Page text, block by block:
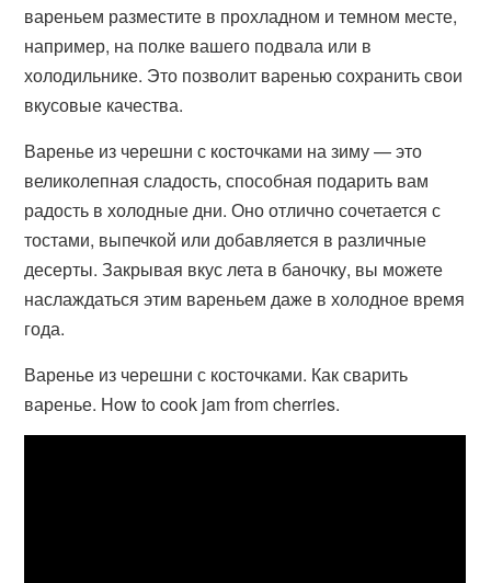
вареньем разместите в прохладном и темном месте,
например, на полке вашего подвала или в
холодильнике. Это позволит варенью сохранить свои
вкусовые качества.
Варенье из черешни с косточками на зиму — это
великолепная сладость, способная подарить вам
радость в холодные дни. Оно отлично сочетается с
тостами, выпечкой или добавляется в различные
десерты. Закрывая вкус лета в баночку, вы можете
наслаждаться этим вареньем даже в холодное время
года.
Варенье из черешни с косточками. Как сварить
варенье. How to cook jam from cherries.